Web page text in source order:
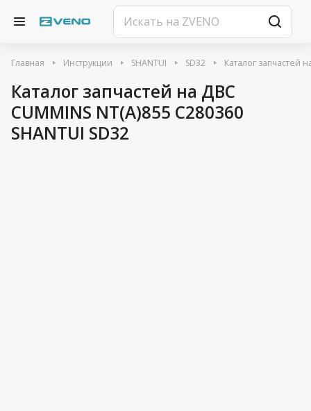
Главная Инструкции SHANTUI SD32 Каталог запчастей
Каталог запчастей на ДВС
CUMMINS NT(A)855 C280360
SHANTUI SD32